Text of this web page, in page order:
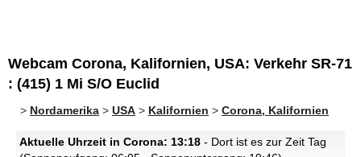
Webcam Corona, Kalifornien, USA: Verkehr SR-71
: (415) 1 Mi S/O Euclid
> Nordamerika > USA > Kalifornien > Corona, Kalifornien
Aktuelle Uhrzeit in Corona: 13:18 - Dort ist es zur Zeit Tag